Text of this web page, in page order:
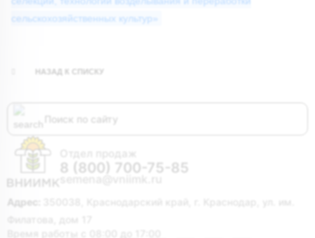
сельскохозяйственных культур»
НАЗАД К СПИСКУ
Отдел продаж
8 (800) 700-75-85
semena@vniimk.ru
Адрес: